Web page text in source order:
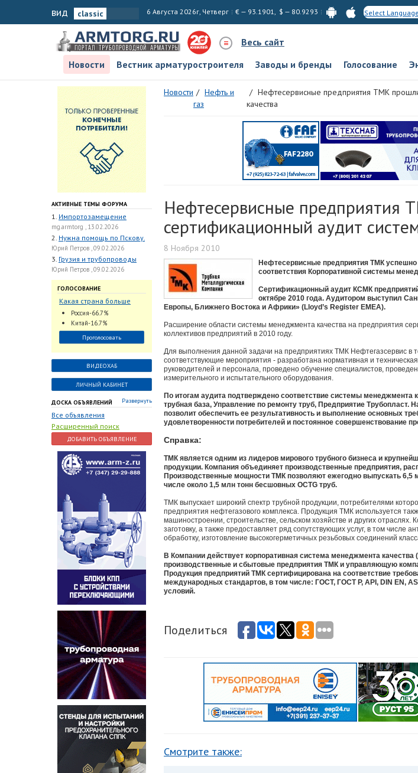
вид 6 Августа 2026г, Четверг € — 93.1901, $ — 80.9293 Select Language
Весь сайт
Новости
Вестник арматуростроителя Заводы и бренды Голосование
АКТИВНЫЕ ТЕМЫ ФОРУМА
1. Импортозамещение
mg.armtorg , 13.02.2026
2. Нужна помощь по Пскову.
Юрий Петров , 09.02.2026
3. Грузия и трубопроводы
Юрий Петров , 09.02.2026
ГОЛОСОВАНИЕ
Какая страна больше
всего поставляет
трубопроводную
арматуру в химическую
отрасль?
Россия-66.7%
Китай-16.7%
Проголосовать
ВИДЕОХАБ
ЛИЧНЫЙ КАБИНЕТ
ДОСКА ОБЪЯВЛЕНИЙ Развернуть
Все объявления
Расширенный поиск
ДОБАВИТЬ ОБЪЯВЛЕНИЕ
Новости
Нефть и
газ
Нефтесервисные предприятия ТМК
качества
Нефтесервисные предприятия
сертификационный аудит
8 Ноября 2010
Нефтесервисные предприятия ТМК
соответствия Корпоративной системы
Сертификационный аудит КСМК
октябре 2010 года. Аудитором выступил
Европы, Ближнего Востока и Африки» (Lloyd’s Register EMEA).
Расширение области системы менеджмента качества на предприятия
коллективов предприятий в 2010 году.
Для выполнения данной задачи на предприятиях ТМК Нефтегазсервис в
соответствующие мероприятия - разработана нормативная и
руководителей и персонала, проведено обучение специалистов,
измерительного и испытательного оборудования.
По итогам аудита подтверждено соответствие системы
трубная база, Управление по ремонту труб, Предприятие
позволит обеспечить ее результативность и выполнение основных
удовлетворенности потребителей и постоянное совершенствование
Справка:
ТМК является одним из лидеров мирового трубного бизнеса и
продукции. Компания объединяет производственные предприятия,
Производственные мощности ТМК позволяют ежегодно выпускать 6,5
числе около 1,5 млн тонн бесшовных OCTG труб.
ТМК выпускает широкий спектр трубной продукции, потребителями
предприятия нефтегазового комплекса. Продукция ТМК используется
машиностроении, строительстве, сельском хозяйстве и других
заготовку, а также предоставляет ряд сопутствующих услуг, в том числе
обработку, изготовление высокогерметичных резьбовых соединений
В Компании действует корпоративная система менеджмента
производственные и сбытовые предприятия ТМК и управляющую
Продукция предприятий ТМК сертифицирована на соответствие
международных стандартов, в том числе: ГОСТ, ГОСТ Р, API, DIN EN,
условий.
Поделиться
Смотрите также: